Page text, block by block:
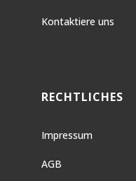
Kontaktiere uns
RECHTLICHES
Impressum
AGB